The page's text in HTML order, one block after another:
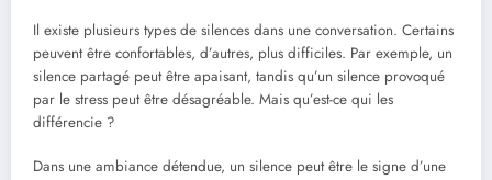
Il existe plusieurs types de silences dans une conversation. Certains
peuvent être confortables, d’autres, plus difficiles. Par exemple, un
silence partagé peut être apaisant, tandis qu’un silence provoqué
par le stress peut être désagréable. Mais qu’est-ce qui les
différencie ?
Dans une ambiance détendue, un silence peut être le signe d’une